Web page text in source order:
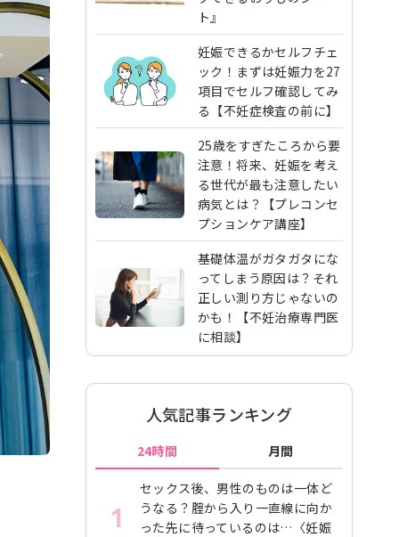
ト』
妊娠できるかセルフチェ
ック！まずは妊娠力を27
項目でセルフ確認してみ
る【不妊症検査の前に】
25歳をすぎたころから要
注意！将来、妊娠を考え
る世代が最も注意したい
病気とは？【プレコンセ
プションケア講座】
基礎体温がガタガタにな
ってしまう原因は？それ
正しい測り方じゃないの
かも！【不妊治療専門医
に相談】
人気記事ランキング
24時間 月間
1
セックス後、男性のものは一体ど
うなる？腟から入り一直線に向か
った先に待っているのは…〈妊娠